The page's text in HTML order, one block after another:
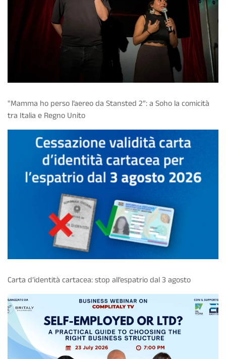
"Mamma ho perso l’aereo da Stansted 2”: a Soho la comicità
tra Italia e Regno Unito
Carta d’identità cartacea: stop all’espatrio dal 3 agosto